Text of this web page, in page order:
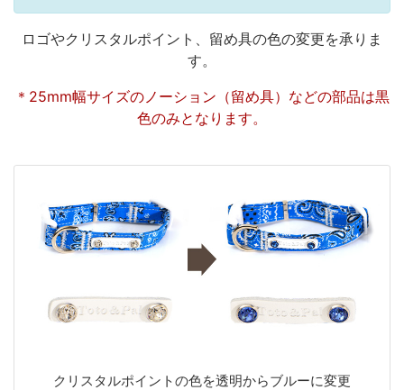
ロゴやクリスタルポイント、留め具の色の変更を承りま
す。
＊25mm幅サイズのノーション（留め具）などの部品は黒
色のみとなります。
クリスタルポイントの色を透明からブルーに変更